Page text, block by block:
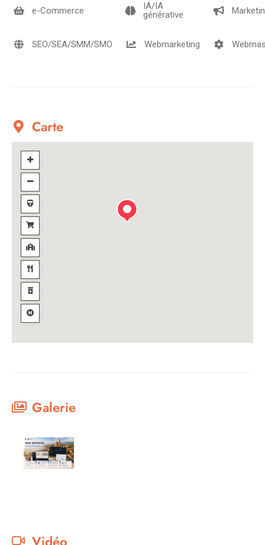
e-Commerce
IA/IA
générative
SEO/SEA/SMM/SMO Webmarketing
Carte
Galerie